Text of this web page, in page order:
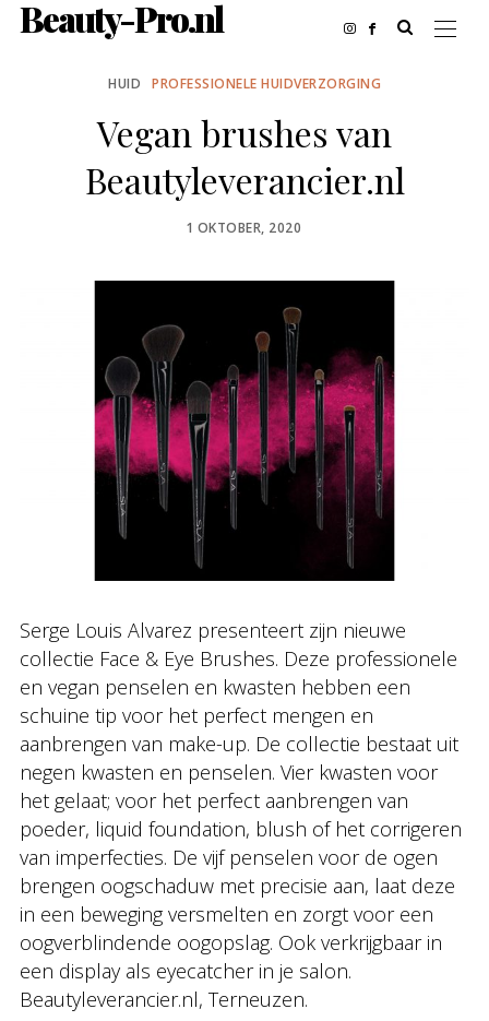
Beauty-Pro.nl
HUID PROFESSIONELE HUIDVERZORGING
Vegan brushes van
Beautyleverancier.nl
POSTED
1 OKTOBER, 2020
Serge Louis Alvarez presenteert zijn nieuwe
collectie Face & Eye Brushes. Deze professionele
en vegan penselen en kwasten hebben een
schuine tip voor het perfect mengen en
aanbrengen van make-up. De collectie bestaat uit
negen kwasten en penselen. Vier kwasten voor
het gelaat; voor het perfect aanbrengen van
poeder, liquid foundation, blush of het corrigeren
van imperfecties. De vijf penselen voor de ogen
brengen oogschaduw met precisie aan, laat deze
in een beweging versmelten en zorgt voor een
oogverblindende oogopslag. Ook verkrijgbaar in
een display als eyecatcher in je salon.
Beautyleverancier.nl, Terneuzen.